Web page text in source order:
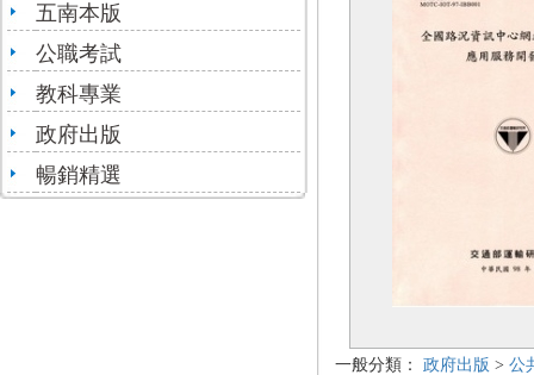
五南本版
公職考試
教科專業
政府出版
暢銷精選
一般分類： 政府出版 > 公